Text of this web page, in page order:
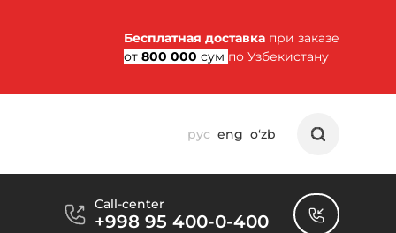
Бесплатная доставка при заказе
от 800 000 сум по Узбекистану
рус eng o‘zb
Call-center
+998 95 400-0-400